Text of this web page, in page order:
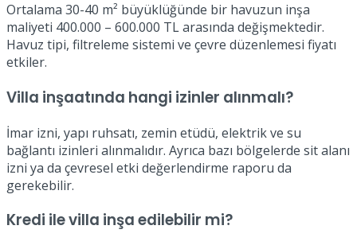
Ortalama 30-40 m² büyüklüğünde bir havuzun inşa
maliyeti 400.000 – 600.000 TL arasında değişmektedir.
Havuz tipi, filtreleme sistemi ve çevre düzenlemesi fiyatı
etkiler.
Villa inşaatında hangi izinler alınmalı?
İmar izni, yapı ruhsatı, zemin etüdü, elektrik ve su
bağlantı izinleri alınmalıdır. Ayrıca bazı bölgelerde sit alanı
izni ya da çevresel etki değerlendirme raporu da
gerekebilir.
Kredi ile villa inşa edilebilir mi?